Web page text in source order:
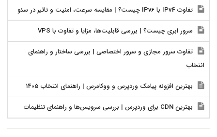
تفاوت IPv4 با IPv6 چیست؟ | مقایسه سرعت، امنیت و تاثیر در سئو
سرور ابری چیست؟ | بررسی قابلیت‌ها، مزایا و تفاوت با VPS
تفاوت سرور مجازی و سرور اختصاصی | بررسی ساختار و راهنمای
انتخاب
بهترین افزونه پیامک وردپرس و ووکامرس | راهنمای انتخاب 1405
بهترین CDN برای وردپرس | بررسی سرویس‌ها و راهنمای تنظیمات